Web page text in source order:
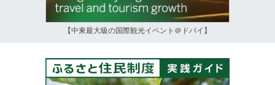
【中東最大級の国際観光イベント＠ドバイ】